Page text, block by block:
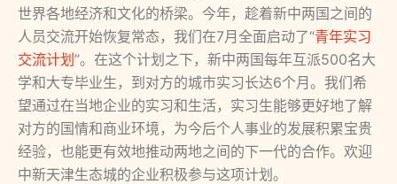
世界各地经济和文化的桥梁。今年，趁着新中两国之间的
人员交流开始恢复常态，我们在7月全面启动了“青年实习
交流计划”。在这个计划之下，新中两国每年互派500名大
学和大专毕业生，到对方的城市实习长达6个月。我们希
望通过在当地企业的实习和生活，实习生能够更好地了解
对方的国情和商业环境，为今后个人事业的发展积累宝贵
经验，也能更有效地推动两地之间的下一代的合作。欢迎
中新天津生态城的企业积极参与这项计划。